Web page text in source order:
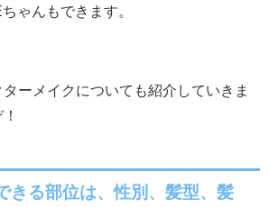
ゃんもできます。
ーメイクについても紹介していきま
きる部位は、性別、髪型、髪